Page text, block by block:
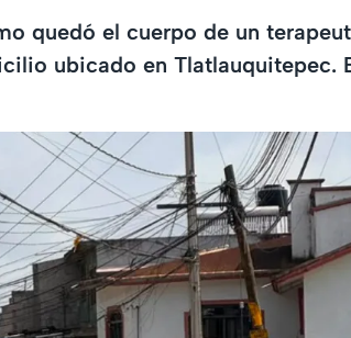
quedó el cuerpo de un
ubicado en Tlatlauquitepec.